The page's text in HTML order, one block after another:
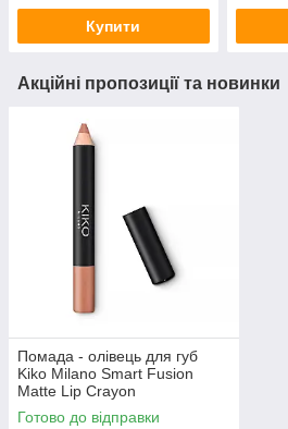
Купити
Акційні пропозиції та новинки
Помада - олівець для губ
Kiko Milano Smart Fusion
Matte Lip Crayon
Готово до відправки